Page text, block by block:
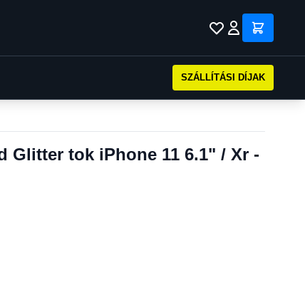
SZÁLLÍTÁSI DÍJAK
Glitter tok iPhone 11 6.1" / Xr -